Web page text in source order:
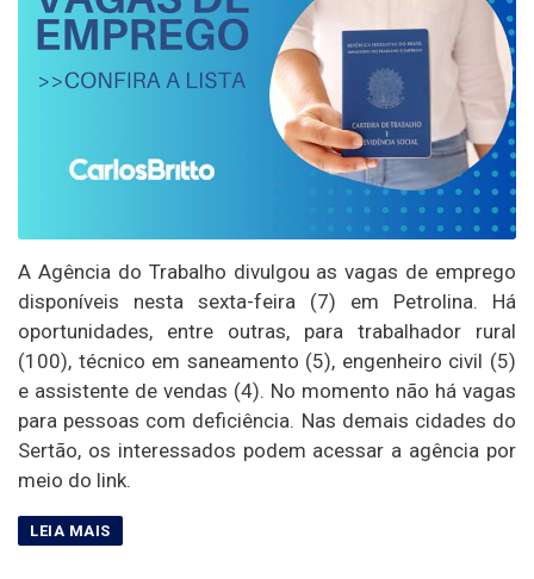
A Agência do Trabalho divulgou as vagas de emprego
disponíveis nesta sexta-feira (7) em Petrolina. Há
oportunidades, entre outras, para trabalhador rural
(100), técnico em saneamento (5), engenheiro civil (5)
e assistente de vendas (4). No momento não há vagas
para pessoas com deficiência. Nas demais cidades do
Sertão, os interessados podem acessar a agência por
meio do link.